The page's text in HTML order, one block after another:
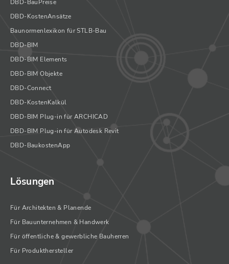
DBD-BauPreise
DBD-KostenAnsätze
Baunormenlexikon für STLB-Bau
DBD-BIM
DBD-BIM Elements
DBD-BIM Objekte
DBD-Connect
DBD-KostenKalkül
DBD-BIM Plug-in für ARCHICAD
DBD-BIM Plug-in für Autodesk Revit
DBD-BaukostenApp
Lösungen
Für Architekten & Planende
Für Bauunternehmen & Handwerk
Für öffentliche & gewerbliche Bauherren
Für Produkthersteller